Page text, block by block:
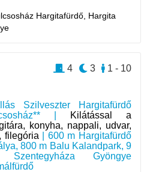
Hargitafürdő, Hargita
Szilveszter Hargitafürdő
|
Kilátással a
konyha, nappali, udvar,
filegória | 600 m Hargitafürdő
800 m Balu Kalandpark, 9
Szentegyháza Gyöngye
1 - 10
3
4